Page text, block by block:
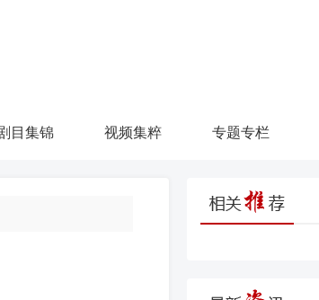
目集锦 视频集粹 专题专栏